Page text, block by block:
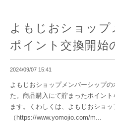
よもじおショッ
ポイント交換開始
2024/09/07 15:41
よもじおショップメンバーシップ
た。商品購入にて貯まったポイン
ます。くわしくは、よもじおショ
（https://www.yomojio.com/m...